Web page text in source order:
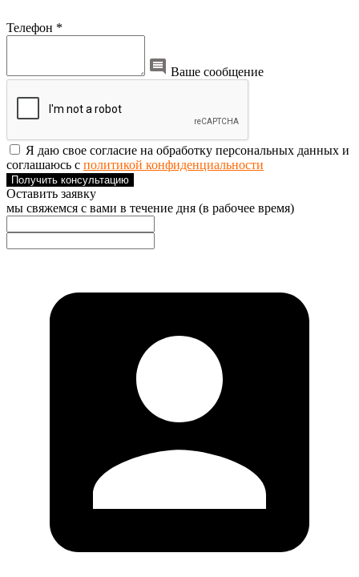
Телефон *
Ваше сообщение
Я даю свое согласие на обработку персональных данных и
соглашаюсь с политикой конфиденциальности
Получить консультацию
Оставить заявку
мы свяжемся с вами в течение дня (в рабочее время)